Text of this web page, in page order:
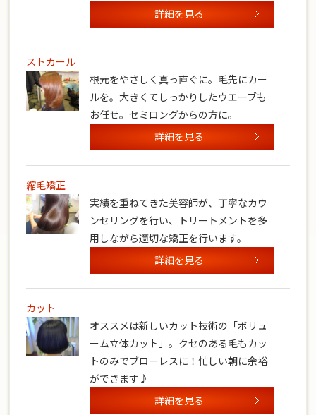
詳細を見る
ストカール
根元をやさしく真っ直ぐに。毛先にカー
ルを。大きくてしっかりしたウエーブも
お任せ。セミロングからの方に。
詳細を見る
縮毛矯正
実績を重ねてきた美容師が、丁寧なカウ
ンセリングを行い、トリートメントを多
用しながら適切な矯正を行います。
詳細を見る
カット
オススメは新しいカット技術の「ボリュ
ーム立体カット」。クセのある毛もカッ
トのみでブローレスに！忙しい朝に余裕
ができます♪
詳細を見る